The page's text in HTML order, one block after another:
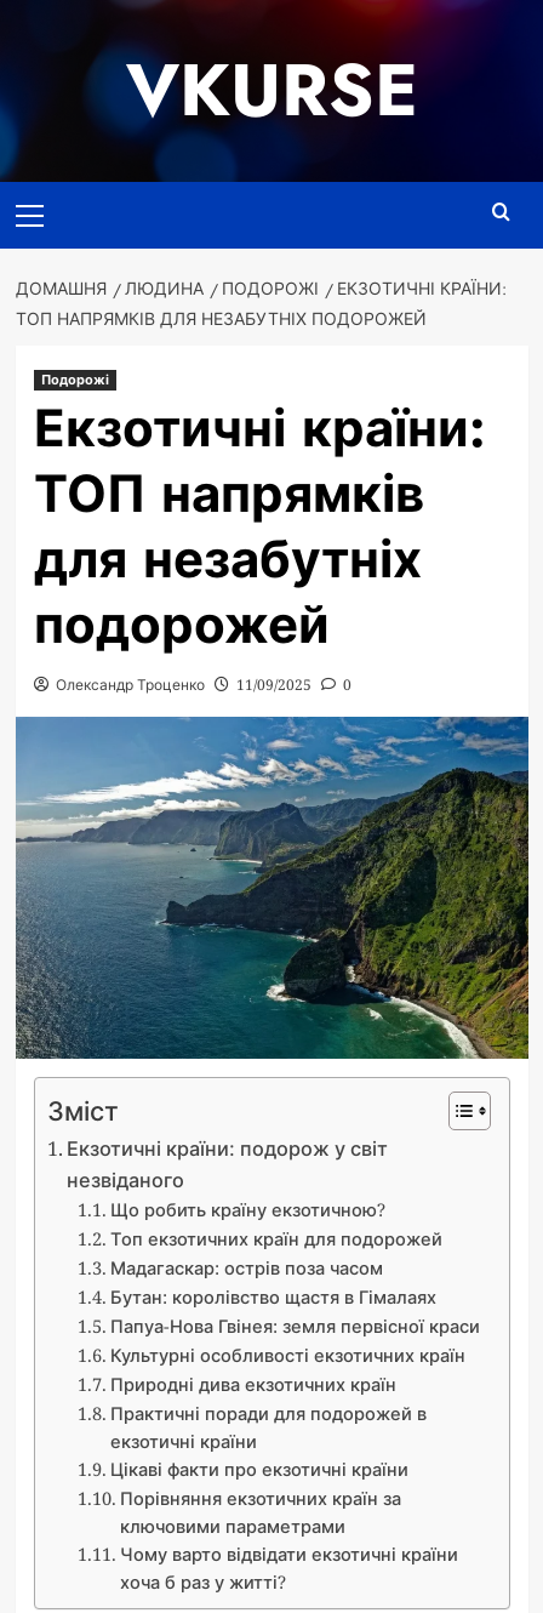
VKURSE
меню
ДОМАШНЯ ЛЮДИНА ПОДОРОЖІ
ЕКЗОТИЧНІ КРАЇНИ:
ТОП НАПРЯМКІВ ДЛЯ НЕЗАБУТНІХ ПОДОРОЖЕЙ
Подорожі
Екзотичні країни:
ТОП напрямків
для незабутніх
подорожей
Олександр Троценко 11/09/2025 0
Зміст
Екзотичні країни: подорож у світ
незвіданого
Що робить країну екзотичною?
Топ екзотичних країн для подорожей
Мадагаскар: острів поза часом
Бутан: королівство щастя в Гімалаях
Папуа-Нова Гвінея: земля первісної краси
Культурні особливості екзотичних країн
Природні дива екзотичних країн
Практичні поради для подорожей в
екзотичні країни
Цікаві факти про екзотичні країни
Порівняння екзотичних країн за
ключовими параметрами
Чому варто відвідати екзотичні країни
хоча б раз у житті?